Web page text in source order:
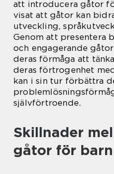
att introducera gåtor
visat att gåtor kan
utveckling,
Genom att presentera
och engagerande
deras förmåga att
deras förtrogenhet
kan i sin tur förbättra
självförtroende.
Skillnader
gåtor för barn